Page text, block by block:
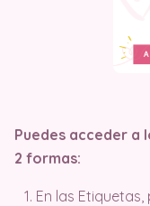
Puedes acceder a
2 formas:
En las Etiquetas,